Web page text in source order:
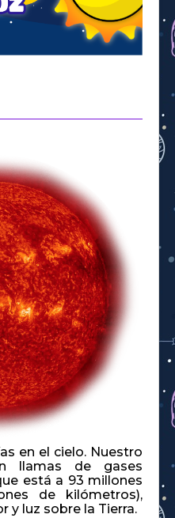
en el cielo. Nuestro
llamas de gases
está a 93 millones
de kilómetros),
y luz sobre la Tierra.